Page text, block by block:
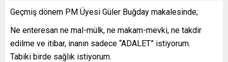
Geçmiş dönem PM Üyesi Güler Buğday makalesinde;
Ne enteresan ne mal-mülk, ne makam-mevki, ne takdir
edilme ve itibar, inanın sadece “ADALET” istiyorum.
Tabiki birde sağlık istiyorum.